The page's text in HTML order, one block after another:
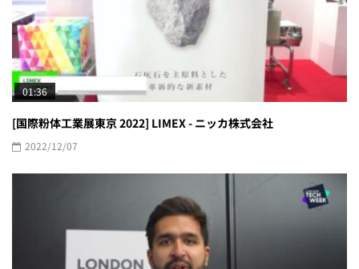
01:36
[国際粉体工業展東京 2022] LIMEX - ニッカ株式会社
2022/12/07